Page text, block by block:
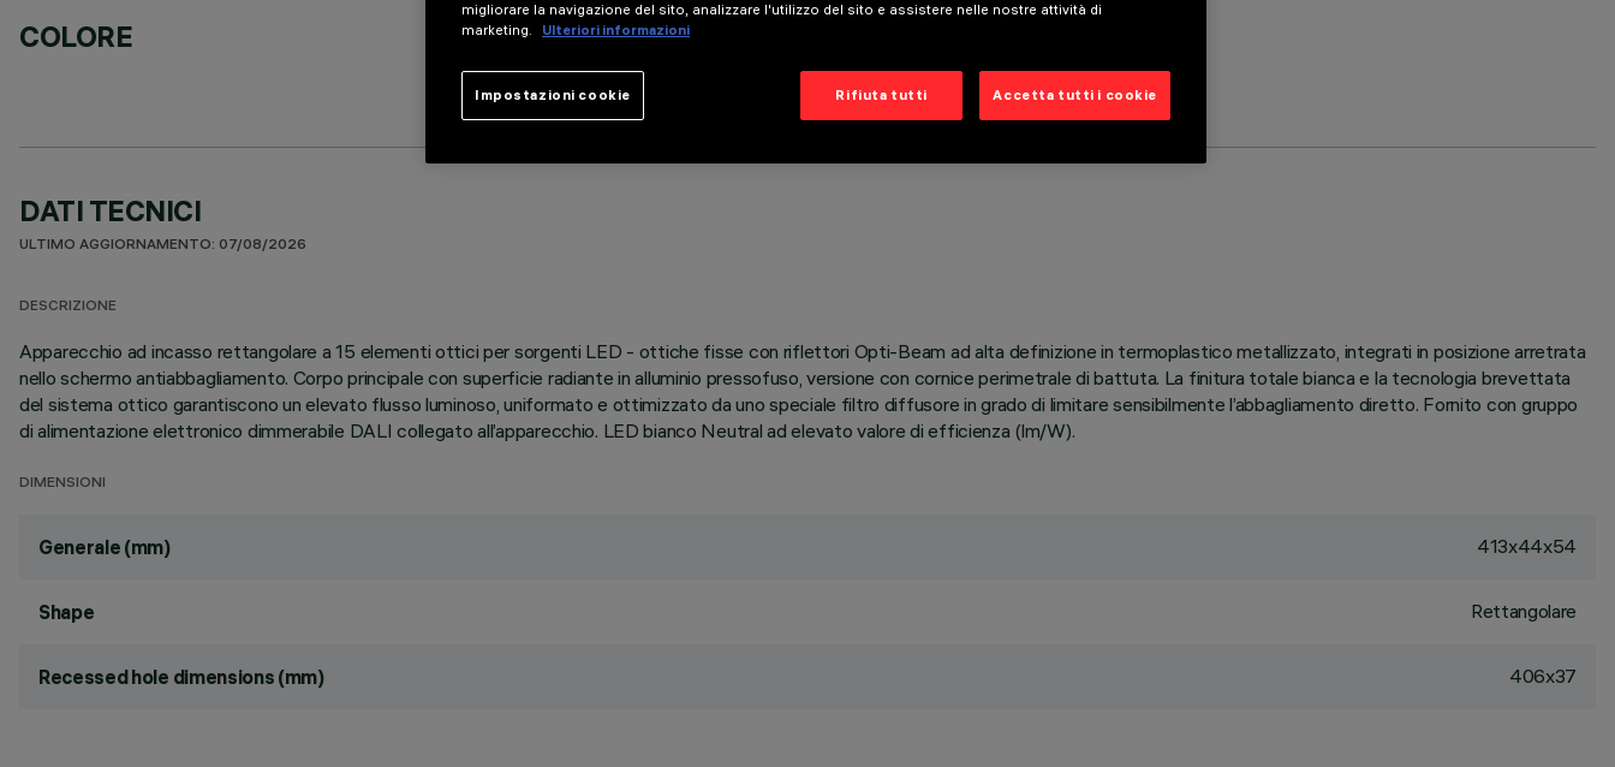
COLORE
DATI TECNICI
ULTIMO AGGIORNAMENTO: 07/08/2026
DESCRIZIONE
Apparecchio ad incasso rettangolare a 15 elementi ottici per sorgenti LED - ottiche fisse con riflettori Opti-Beam ad alta definizione in termoplastico metallizzato, integrati in posizione arretrata
nello schermo antiabbagliamento. Corpo principale con superficie radiante in alluminio pressofuso, versione con cornice perimetrale di battuta. La finitura totale bianca e la tecnologia brevettata
del sistema ottico garantiscono un elevato flusso luminoso, uniformato e ottimizzato da uno speciale filtro diffusore in grado di limitare sensibilmente l’abbagliamento diretto. Fornito con gruppo
di alimentazione elettronico dimmerabile DALI collegato all’apparecchio. LED bianco Neutral ad elevato valore di efficienza (lm/W).
DIMENSIONI
Generale (mm) 413x44x54
Shape Rettangolare
Recessed hole dimensions (mm) 406x37
migliorare la navigazione del sito, analizzare l'utilizzo del sito e assistere nelle nostre attività di
marketing.
Ulteriori informazioni
Rifiuta tutti Accetta tutti i cookie
Impostazioni cookie